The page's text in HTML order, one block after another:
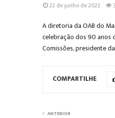
22 de junho de 2022
A diretoria da OAB do
celebração dos 90 anos
Comissões, presidente
COMPARTILHE
ANTERIOR